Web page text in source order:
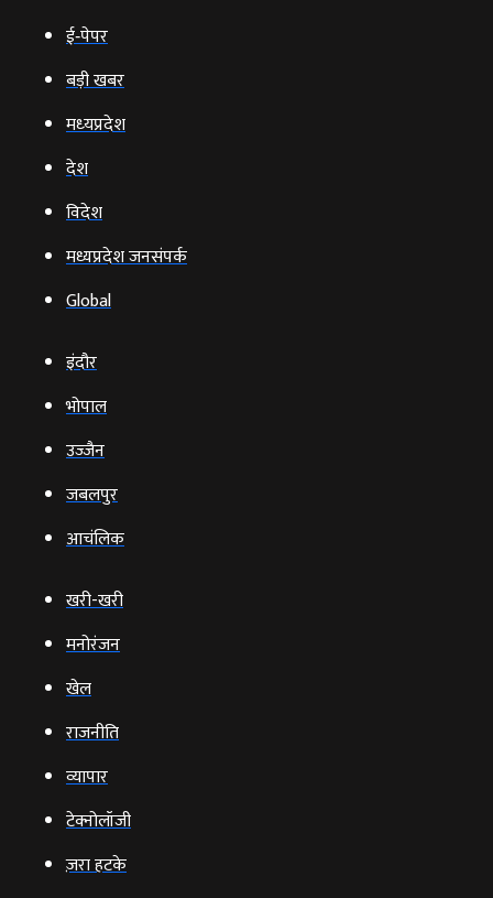
ई‑पेपर
बड़ी खबर
मध्‍यप्रदेश
देश
विदेश
मध्यप्रदेश जनसंपर्क
Global
इंदौर
भोपाल
उज्‍जैन
जबलपुर
आचंलिक
खरी-खरी
मनोरंजन
खेल
राजनीति
व्‍यापार
टेक्‍नोलॉजी
ज़रा हटके